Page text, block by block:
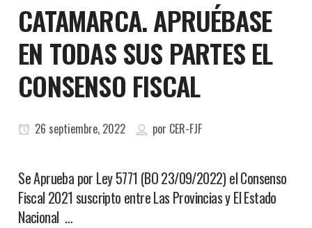
CATAMARCA. APRUÉBASE
EN TODAS SUS PARTES EL
CONSENSO FISCAL
26 septiembre, 2022 por CER-FJF
Se Aprueba por Ley 5771 (BO 23/09/2022) el Consenso
Fiscal 2021 suscripto entre Las Provincias y El Estado
Nacional …